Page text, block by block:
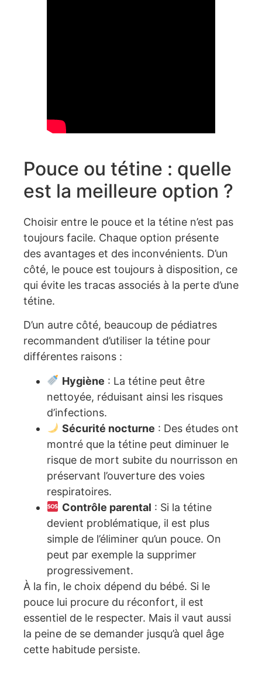
Pouce ou tétine : quelle
est la meilleure option ?
Choisir entre le pouce et la tétine n’est pas
toujours facile. Chaque option présente
des avantages et des inconvénients. D’un
côté, le pouce est toujours à disposition, ce
qui évite les tracas associés à la perte d’une
tétine.
D’un autre côté, beaucoup de pédiatres
recommandent d’utiliser la tétine pour
différentes raisons :
Hygiène : La tétine peut être
nettoyée, réduisant ainsi les risques
d’infections.
Sécurité nocturne : Des études ont
montré que la tétine peut diminuer le
risque de mort subite du nourrisson en
préservant l’ouverture des voies
respiratoires.
Contrôle parental : Si la tétine
devient problématique, il est plus
simple de l’éliminer qu’un pouce. On
peut par exemple la supprimer
progressivement.
À la fin, le choix dépend du bébé. Si le
pouce lui procure du réconfort, il est
essentiel de le respecter. Mais il vaut aussi
la peine de se demander jusqu’à quel âge
cette habitude persiste.